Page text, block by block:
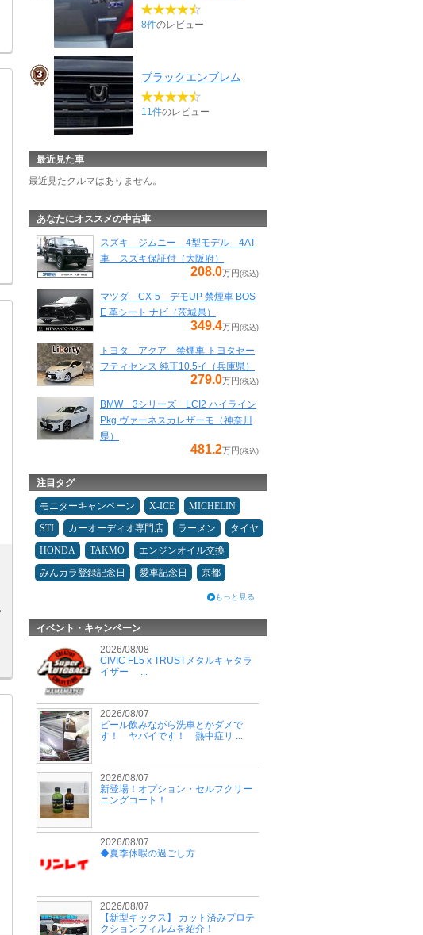
8件のレビュー
ブラックエンブレム
11件のレビュー
最近見た車
最近見たクルマはありません。
あなたにオススメの中古車
スズキ ジムニー 4型モデル 4AT
車 スズキ保証付（大阪府）
208.0万円(税込)
マツダ CX-5 デモUP 禁煙車 BOS
E 革シート ナビ（茨城県）
349.4万円(税込)
トヨタ アクア 禁煙車 トヨタセー
フティセンス 純正10.5イ（兵庫県）
279.0万円(税込)
BMW 3シリーズ LCI2 ハイライン
Pkg ヴァーネスカレザーモ（神奈川
県）
481.2万円(税込)
注目タグ
モニターキャンペーン X-ICE
MICHELIN
STI
カーオーディオ専門店 ラーメン
タイヤ
HONDA
TAKMO
エンジンオイル交換
みんカラ登録記念日
愛車記念日 京都
もっと見る
イベント・キャンペーン
2026/08/08
CIVIC FL5 x TRUSTメタルキャタラ
イザー ...
2026/08/07
ビール飲みながら洗車とかダメで
す！ ヤバイです！ 熱中症リ ...
2026/08/07
新登場！オプション・セルフクリー
ニングコート！
2026/08/07
◆夏季休暇の過ごし方
2026/08/07
【新型キックス】 カット済みプロテ
クションフィルムを紹介！